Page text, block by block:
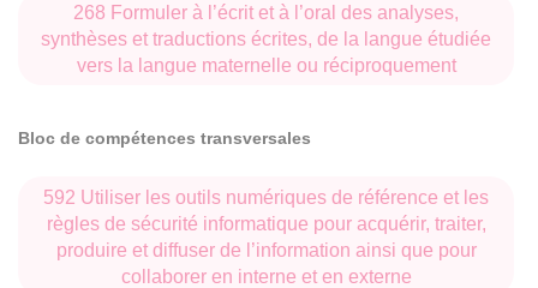
268 Formuler à l’écrit et à l’oral des analyses,
synthèses et traductions écrites, de la langue étudiée
vers la langue maternelle ou réciproquement
Bloc de compétences transversales
592 Utiliser les outils numériques de référence et les
règles de sécurité informatique pour acquérir, traiter,
produire et diffuser de l’information ainsi que pour
collaborer en interne et en externe